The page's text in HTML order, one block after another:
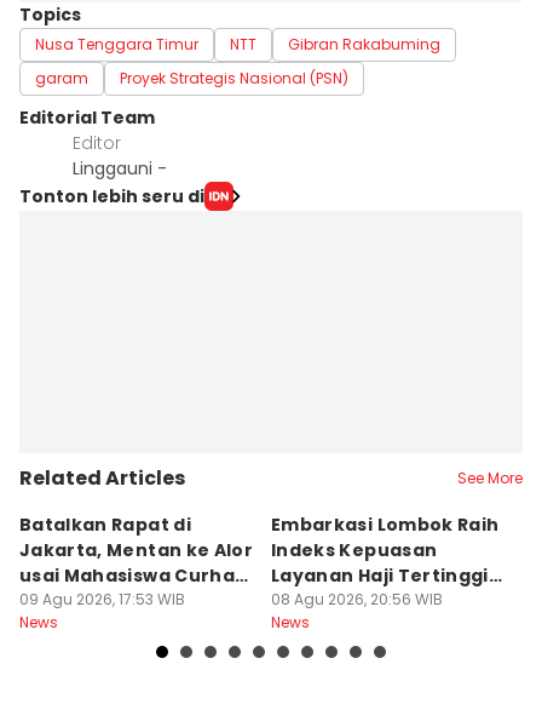
Topics
Nusa Tenggara Timur NTT
Gibran Rakabuming
garam
Proyek Strategis Nasional (PSN)
Editorial Team
Editor
Linggauni -
Tonton lebih seru di
Related Articles See More
Batalkan Rapat di
Jakarta, Mentan ke Alor
usai Mahasiswa Curhat
Beras Mahal
09 Agu 2026, 17:53 WIB
News
Embarkasi Lombok Raih
Indeks Kepuasan
Layanan Haji Tertinggi
Nasional
08 Agu 2026, 20:56 WIB
News